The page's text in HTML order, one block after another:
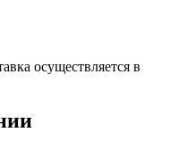
осуществляется в